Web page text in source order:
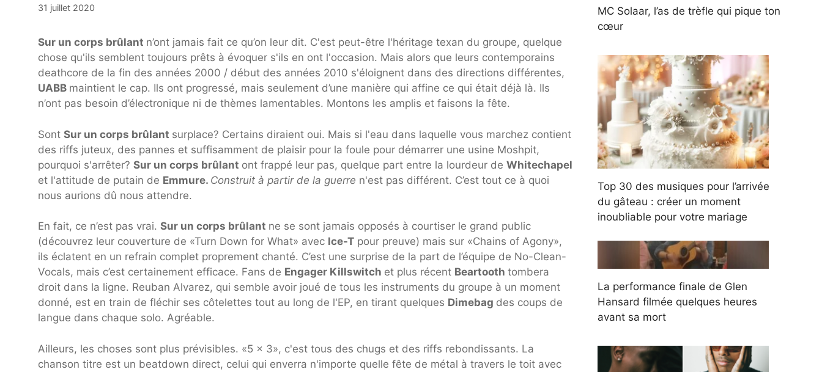
31 juillet 2020
Sur un corps brûlant n’ont jamais fait ce qu’on leur dit. C'est peut-être l'héritage texan du groupe, quelque
chose qu'ils semblent toujours prêts à évoquer s'ils en ont l'occasion. Mais alors que leurs contemporains
deathcore de la fin des années 2000 / début des années 2010 s'éloignent dans des directions différentes,
UABB maintient le cap. Ils ont progressé, mais seulement d’une manière qui affine ce qui était déjà là. Ils
n’ont pas besoin d’électronique ni de thèmes lamentables. Montons les amplis et faisons la fête.
Sont Sur un corps brûlant surplace? Certains diraient oui. Mais si l'eau dans laquelle vous marchez contient
des riffs juteux, des pannes et suffisamment de plaisir pour la foule pour démarrer une usine Moshpit,
pourquoi s'arrêter? Sur un corps brûlant ont frappé leur pas, quelque part entre la lourdeur de Whitechapel
et l'attitude de putain de Emmure. Construit à partir de la guerre n'est pas différent. C’est tout ce à quoi
nous aurions dû nous attendre.
En fait, ce n’est pas vrai. Sur un corps brûlant ne se sont jamais opposés à courtiser le grand public
(découvrez leur couverture de «Turn Down for What» avec Ice-T pour preuve) mais sur «Chains of Agony»,
ils éclatent en un refrain complet proprement chanté. C’est une surprise de la part de l’équipe de No-Clean-
Vocals, mais c’est certainement efficace. Fans de Engager Killswitch et plus récent Beartooth tombera
droit dans la ligne. Reuban Alvarez, qui semble avoir joué de tous les instruments du groupe à un moment
donné, est en train de fléchir ses côtelettes tout au long de l'EP, en tirant quelques Dimebag des coups de
langue dans chaque solo. Agréable.
Ailleurs, les choses sont plus prévisibles. «5 × 3», c'est tous des chugs et des riffs rebondissants. La
chanson titre est un beatdown direct, celui qui enverra n'importe quelle fête de métal à travers le toit avec
MC Solaar, l’as de trèfle qui pique ton
cœur
Top 30 des musiques pour l’arrivée
du gâteau : créer un moment
inoubliable pour votre mariage
La performance finale de Glen
Hansard filmée quelques heures
avant sa mort